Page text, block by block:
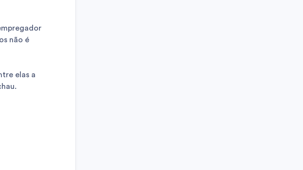
não é
elas a